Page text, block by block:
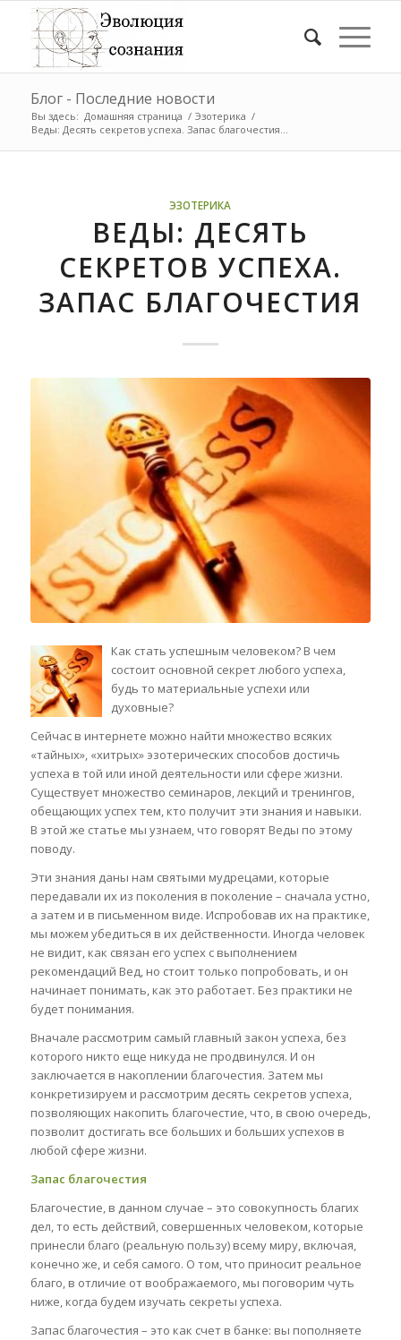
Блог - Последние новости
Вы здесь: Домашняя страница / Эзотерика /
Веды: Десять секретов успеха. Запас благочестия...
ЭЗОТЕРИКА
ВЕДЫ: ДЕСЯТЬ
СЕКРЕТОВ УСПЕХА.
ЗАПАС БЛАГОЧЕСТИЯ
Как стать успешным человеком? В чем
состоит основной секрет любого успеха,
будь то материальные успехи или
духовные?
Сейчас в интернете можно найти множество всяких
«тайных», «хитрых» эзотерических способов достичь
успеха в той или иной деятельности или сфере жизни.
Существует множество семинаров, лекций и тренингов,
обещающих успех тем, кто получит эти знания и навыки.
В этой же статье мы узнаем, что говорят Веды по этому
поводу.
Эти знания даны нам святыми мудрецами, которые
передавали их из поколения в поколение – сначала устно,
а затем и в письменном виде. Испробовав их на практике,
мы можем убедиться в их действенности. Иногда человек
не видит, как связан его успех с выполнением
рекомендаций Вед, но стоит только попробовать, и он
начинает понимать, как это работает. Без практики не
будет понимания.
Вначале рассмотрим самый главный закон успеха, без
которого никто еще никуда не продвинулся. И он
заключается в накоплении благочестия. Затем мы
конкретизируем и рассмотрим десять секретов успеха,
позволяющих накопить благочестие, что, в свою очередь,
позволит достигать все больших и больших успехов в
любой сфере жизни.
Запас благочестия
Благочестие, в данном случае – это совокупность благих
дел, то есть действий, совершенных человеком, которые
принесли благо (реальную пользу) всему миру, включая,
конечно же, и себя самого. О том, что приносит реальное
благо, в отличие от воображаемого, мы поговорим чуть
ниже, когда будем изучать секреты успеха.
Запас благочестия – это как счет в банке: вы пополняете